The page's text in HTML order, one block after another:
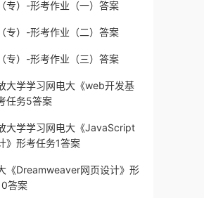
专）-形考作业（一）答案
专）-形考作业（二）答案
专）-形考作业（三）答案
大学学习网电大《web开发基
任务5答案
大学学习网电大《JavaScript
》形考任务1答案
《Dreamweaver网页设计》形
答案